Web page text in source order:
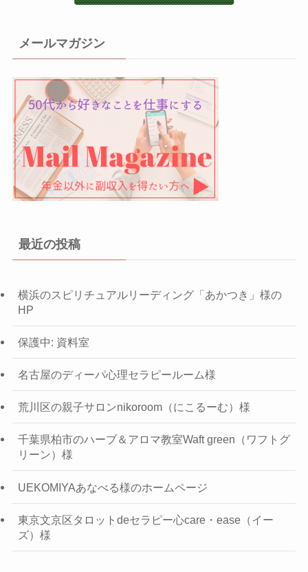
メールマガジン
最近の投稿
横浜のスピリチュアルリーディング「あかつき」様の
HP
保護中: 資料室
名古屋のディーパ心理セラピールーム様
荒川区の親子サロンnikoroom（にこるーむ）様
千葉県柏市のハーブ＆アロマ教室Waft green（ワフトグ
リーン）様
UEKOMIYAあなべる様のホームページ
東京文京区タロットdeセラピー心care・ease（イー
ズ）様